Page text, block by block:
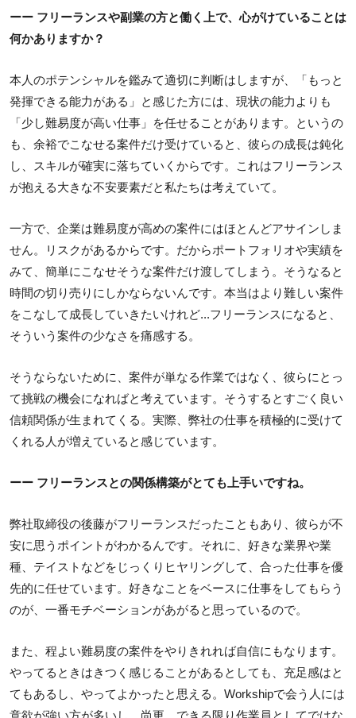
ーー フリーランスや副業の方と働く上で、心がけていることは
何かありますか？
本人のポテンシャルを鑑みて適切に判断はしますが、「もっと
発揮できる能力がある」と感じた方には、現状の能力よりも
「少し難易度が高い仕事」を任せることがあります。というの
も、余裕でこなせる案件だけ受けていると、彼らの成長は鈍化
し、スキルが確実に落ちていくからです。これはフリーランス
が抱える大きな不安要素だと私たちは考えていて。
一方で、企業は難易度が高めの案件にはほとんどアサインしま
せん。リスクがあるからです。だからポートフォリオや実績を
みて、簡単にこなせそうな案件だけ渡してしまう。そうなると
時間の切り売りにしかならないんです。本当はより難しい案件
をこなして成長していきたいけれど...フリーランスになると、
そういう案件の少なさを痛感する。
そうならないために、案件が単なる作業ではなく、彼らにとっ
て挑戦の機会になればと考えています。そうするとすごく良い
信頼関係が生まれてくる。実際、弊社の仕事を積極的に受けて
くれる人が増えていると感じています。
ーー フリーランスとの関係構築がとても上手いですね。
弊社取締役の後藤がフリーランスだったこともあり、彼らが不
安に思うポイントがわかるんです。それに、好きな業界や業
種、テイストなどをじっくりヒヤリングして、合った仕事を優
先的に任せています。好きなことをベースに仕事をしてもらう
のが、一番モチベーションがあがると思っているので。
また、程よい難易度の案件をやりきれれば自信にもなります。
やってるときはきつく感じることがあるとしても、充足感はと
てもあるし、やってよかったと思える。Workshipで会う人には
意欲が強い方が多いし、尚更、できる限り作業員としてではな